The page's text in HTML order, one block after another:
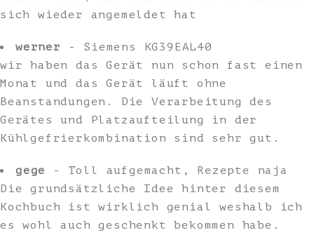
sich wieder angemeldet hat
werner
- Siemens KG39EAL40
wir haben das Gerät nun schon fast einen
Monat und das Gerät läuft ohne
Beanstandungen. Die Verarbeitung des
Gerätes und Platzaufteilung in der
Kühlgefrierkombination sind sehr gut.
gege
- Toll aufgemacht, Rezepte naja
Die grundsätzliche Idee hinter diesem
Kochbuch ist wirklich genial weshalb ich
es wohl auch geschenkt bekommen habe.